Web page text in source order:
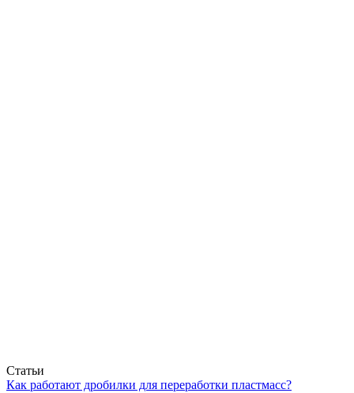
Статьи
Как работают дробилки для переработки пластмасс?